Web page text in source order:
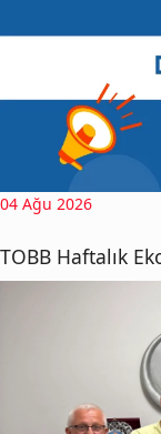
04 Ağu 2026
TOBB Haftalık